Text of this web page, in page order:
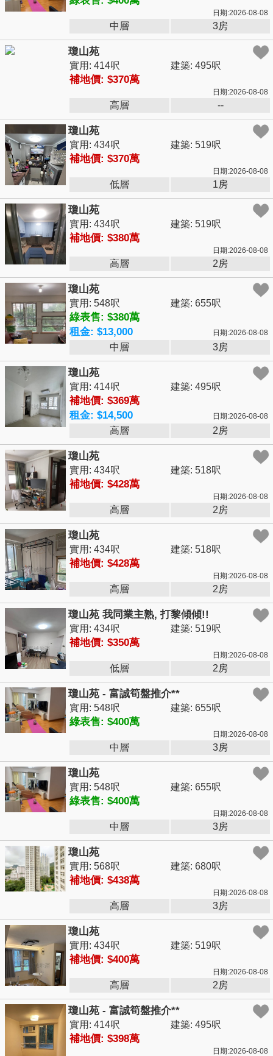
日期:2026-08-08
中層 3房
瓊山苑
實用: 414呎 建築: 495呎
補地價: $370萬
日期:2026-08-08
高層 --
瓊山苑
實用: 434呎 建築: 519呎
補地價: $370萬
日期:2026-08-08
低層 1房
瓊山苑
實用: 434呎 建築: 519呎
補地價: $380萬
日期:2026-08-08
高層 2房
瓊山苑
實用: 548呎 建築: 655呎
綠表售: $380萬
租金: $13,000
日期:2026-08-08
中層 3房
瓊山苑
實用: 414呎 建築: 495呎
補地價: $369萬
租金: $14,500
日期:2026-08-08
高層 2房
瓊山苑
實用: 434呎 建築: 518呎
補地價: $428萬
日期:2026-08-08
高層 2房
瓊山苑
實用: 434呎 建築: 518呎
補地價: $428萬
日期:2026-08-08
高層 2房
瓊山苑 我同業主熟, 打黎傾傾!!
實用: 434呎 建築: 519呎
補地價: $350萬
日期:2026-08-08
低層 2房
瓊山苑 - 富誠筍盤推介**
實用: 548呎 建築: 655呎
綠表售: $400萬
日期:2026-08-08
中層 3房
瓊山苑
實用: 548呎 建築: 655呎
綠表售: $400萬
日期:2026-08-08
中層 3房
瓊山苑
實用: 568呎 建築: 680呎
補地價: $438萬
日期:2026-08-08
高層 3房
瓊山苑
實用: 434呎 建築: 519呎
補地價: $400萬
日期:2026-08-08
高層 2房
瓊山苑 - 富誠筍盤推介**
實用: 414呎 建築: 495呎
補地價: $398萬
日期:2026-08-08